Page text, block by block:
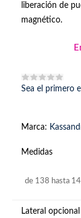
liberación de
magnético.
Sea el primero
Marca:
Medidas
Lateral opcional